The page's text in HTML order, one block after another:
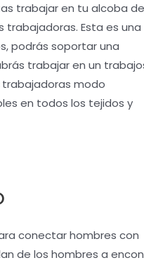
trabajar en tu alcoba de
trabajadoras. Esta es una
podrás soportar una
trabajar en un
trabajadoras modo
en todos los tejidos y
conectar hombres con
de los hombres a